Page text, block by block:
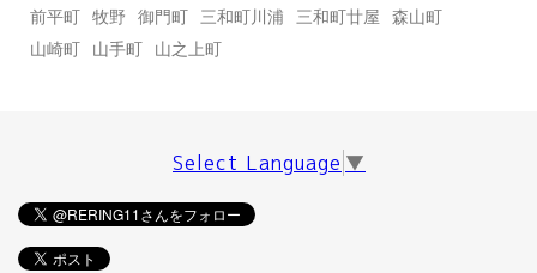
前平町
牧野 御門町 三和町川浦 三和町廿屋
森山町
山崎町
山手町 山之上町
Select Language ▼